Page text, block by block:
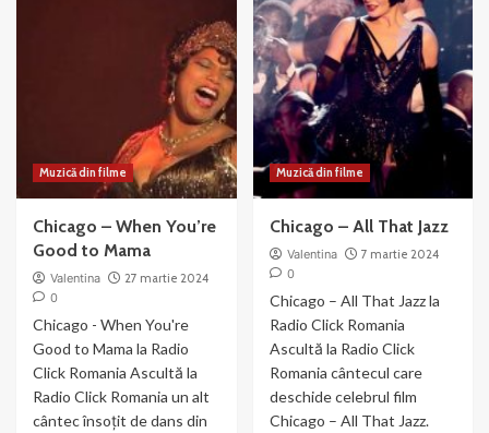
Reached
for
the
Gun
Muzică din filme
Chicago – When You’re
Good to Mama
Valentina
27 martie 2024
0
Chicago - When You're
Good to Mama la Radio
Click Romania Ascultă la
Radio Click Romania un alt
cântec însoțit de dans din
Muzică din filme
Chicago – All That Jazz
Valentina
7 martie 2024
0
Chicago – All That Jazz la
Radio Click Romania
Ascultă la Radio Click
Romania cântecul care
deschide celebrul film
Chicago – All That Jazz.